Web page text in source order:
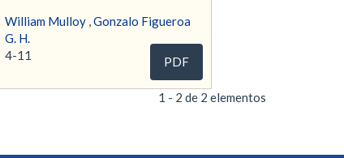
William Mulloy,Gonzalo Figueroa
G. H.
4-11
PDF
1 - 2 de 2 elementos